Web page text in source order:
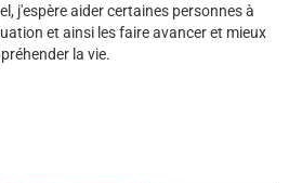
j'espère aider certaines personnes à
et ainsi les faire avancer et mieux
la vie.